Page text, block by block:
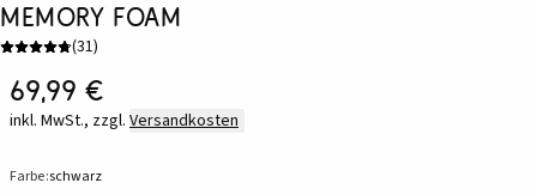
Memory Foam
(31)
69,99 €
inkl. MwSt., zzgl. Versandkosten
Farbe:schwarz